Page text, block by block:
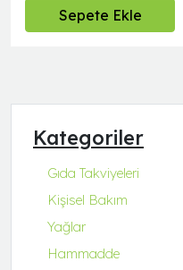
Kategoriler
Gıda Takviyeleri
Kişisel Bakım
Yağlar
Hammadde
Sepete Ekle